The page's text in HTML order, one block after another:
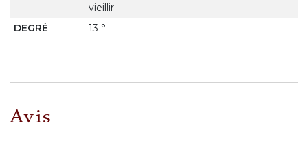
vieillir
DEGRÉ
13 °
Avis